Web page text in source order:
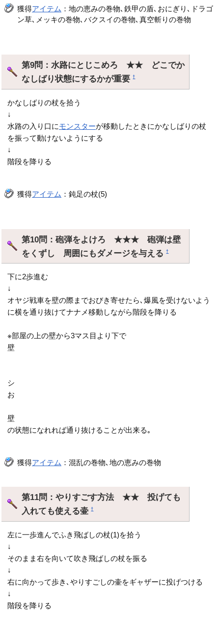
獲得アイテム ：地の恵みの巻物､鉄甲の盾､おにぎり､ドラゴ
ン草､メッキの巻物､バクスイの巻物､真空斬りの巻物
第9問：水路にとじこめろ ★★ どこでか
なしばり状態にするかが重要†
かなしばりの杖を拾う
↓
水路の入り口にモンスターが移動したときにかなしばりの杖
を振って動けないようにする
↓
階段を降りる
獲得アイテム ：鈍足の杖(5)
第10問：砲弾をよけろ ★★★ 砲弾は壁
をくずし 周囲にもダメージを与える†
下に2歩進む
↓
オヤジ戦車を壁の際までおびき寄せたら､爆風を受けないよう
に横を通り抜けてナナメ移動しながら階段を降りる
※部屋の上の壁から3マス目より下で
壁
シ
お
壁
の状態になれれば通り抜けることが出来る｡
獲得アイテム ：混乱の巻物､地の恵みの巻物
第11問：やりすごす方法 ★★ 投げても
入れても使える壷†
左に一歩進んでふき飛ばしの杖(1)を拾う
↓
そのまま右を向いて吹き飛ばしの杖を振る
↓
右に向かって歩き､やりすごしの壷をギャザーに投げつける
↓
階段を降りる